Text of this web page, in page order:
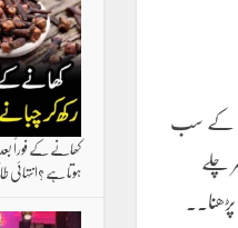
کھانے کے فوراً
ہوتا ہے ؟انتہائی
کے سب
چلے